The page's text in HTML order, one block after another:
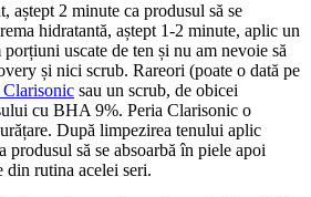
aștept 2 minute ca produsul să se
hidratantă, aștept 1-2 minute, aplic un
uscate de ten și nu am nevoie să
și nici scrub. Rareori (poate o dată pe
Clarisonic sau un scrub, de obicei
cu BHA 9%. Peria Clarisonic o
După limpezirea tenului aplic
produsul să se absoarbă în piele apoi
din rutina acelei seri.